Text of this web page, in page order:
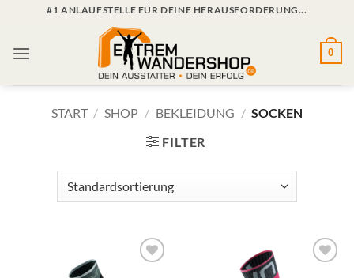
#1 ANLAUFSTELLE FÜR DEINE HERAUSFORDERUNG...
0
START / SHOP / BEKLEIDUNG / SOCKEN
FILTER